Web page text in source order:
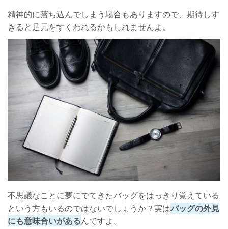
精神的に落ち込んでしまう場合もありますので、期待しす
ぎると足元をすくわれるかもしれませんよ。
不思議なことに夢にでてきたバッグをはっきり覚えている
という方もいるのではないでしょうか？実はバッグの外見
にも意味合いがあるんですよ。